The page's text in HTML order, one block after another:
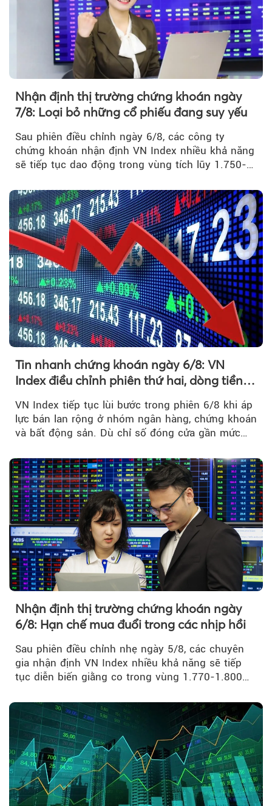
Nhận định thị trường chứng khoán ngày
7/8: Loại bỏ những cổ phiếu đang suy yếu
Sau phiên điều chỉnh ngày 6/8, các công ty
chứng khoán nhận định VN Index nhiều khả năng
sẽ tiếp tục dao động trong vùng tích lũy 1.750-
Tin nhanh chứng khoán ngày 6/8: VN
Index điều chỉnh phiên thứ hai, dòng tiền
VN Index tiếp tục lùi bước trong phiên 6/8 khi áp
lực bán lan rộng ở nhóm ngân hàng, chứng khoán
và bất động sản. Dù chỉ số đóng cửa gần mức
Nhận định thị trường chứng khoán ngày
6/8: Hạn chế mua đuổi trong các nhịp hồi
Sau phiên điều chỉnh nhẹ ngày 5/8, các chuyên
gia nhận định VN Index nhiều khả năng sẽ tiếp
tục diễn biến giằng co trong vùng 1.770-1.800